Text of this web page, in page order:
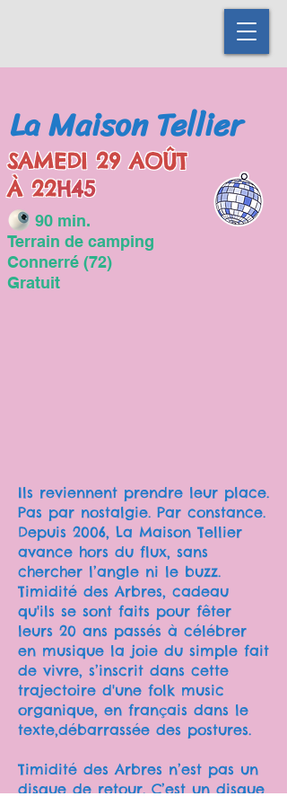
La Maison Tellier
SAMEDI 29 AOÛT
À 22H45
90 min.
Terrain de camping
Connerré (72)
Gratuit
Ils reviennent prendre leur place.
Pas par nostalgie. Par constance.
Depuis 2006, La Maison Tellier
avance hors du flux, sans
chercher l’angle ni le buzz.
Timidité des Arbres, cadeau
qu'ils se sont faits pour fêter
leurs 20 ans passés à célébrer
en musique la joie du simple fait
de vivre, s’inscrit dans cette
trajectoire d'une folk music
organique, en français dans le
texte,débarrassée des postures.
Timidité des Arbres n’est pas un
disque de retour. C’est un disque